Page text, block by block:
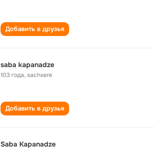
Добавить в друзья
saba kapanadze
103 года,sachxere
Добавить в друзья
Saba Kapanadze